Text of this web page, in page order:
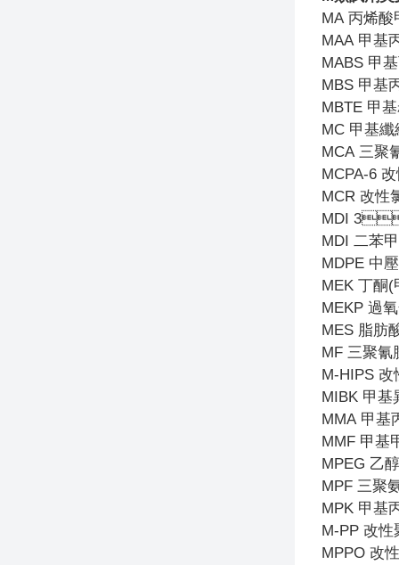
MA 丙烯酸
MAA 甲基
MABS 甲
MBS 甲基
MBTE 甲
MC 甲基纖
MCA 三聚
MCPA-6
MCR 改性
MDI 3
MDI 二苯
MDPE 中
MEK 丁酮(
MEKP 過
MES 脂肪
MF 三聚氰
M-HIPS 改
MIBK 甲基
MMA 甲基
MMF 甲基
MPEG 乙
MPF 三聚
MPK 甲基
M-PP 改性
MPPO 改